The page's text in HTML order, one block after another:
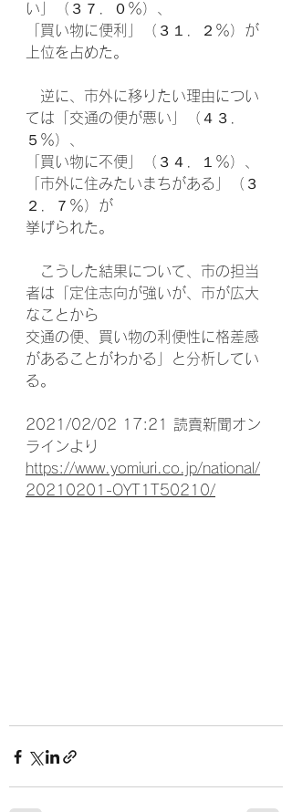
い」（３７．０％）、
「買い物に便利」（３１．２％）が
上位を占めた。
逆に、市外に移りたい理由につい
ては「交通の便が悪い」（４３．
５％）、
「買い物に不便」（３４．１％）、
「市外に住みたいまちがある」（３
２．７％）が
挙げられた。
こうした結果について、市の担当
者は「定住志向が強いが、市が広大
なことから
交通の便、買い物の利便性に格差感
があることがわかる」と分析してい
る。
2021/02/02 17:21 読賣新聞オン
ラインより
https://www.yomiuri.co.jp/national/
20210201-OYT1T50210/